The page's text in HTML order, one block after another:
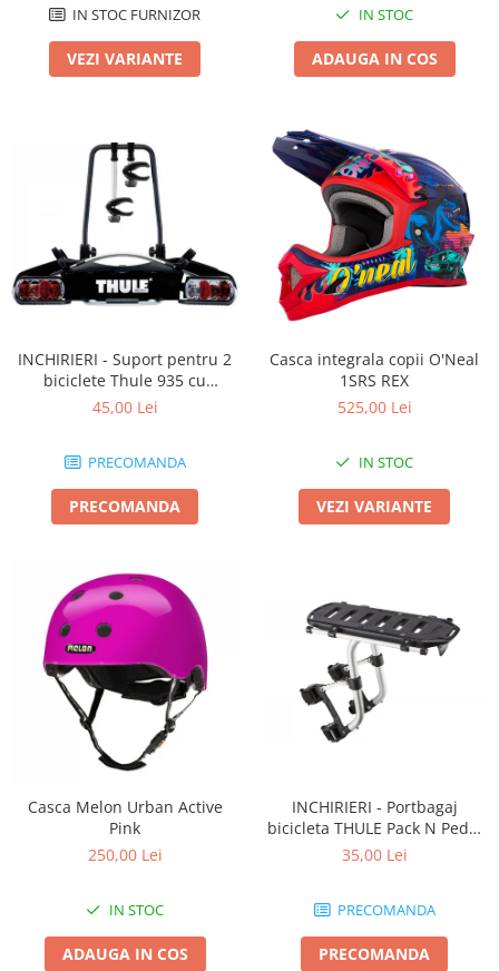
IN STOC FURNIZOR
VEZI VARIANTE
IN STOC
ADAUGA IN COS
INCHIRIERI - Suport pentru 2
biciclete Thule 935 cu
prindere pe carligul de
45,00 Lei
PRECOMANDA
PRECOMANDA
Casca integrala copii O'Neal
1SRS REX
525,00 Lei
IN STOC
VEZI VARIANTE
Casca Melon Urban Active
Pink
250,00 Lei
IN STOC
ADAUGA IN COS
INCHIRIERI - Portbagaj
bicicleta THULE Pack N Pedal
tour rack
35,00 Lei
PRECOMANDA
PRECOMANDA